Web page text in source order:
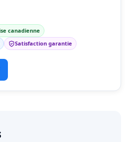
canadienne
Satisfaction garantie